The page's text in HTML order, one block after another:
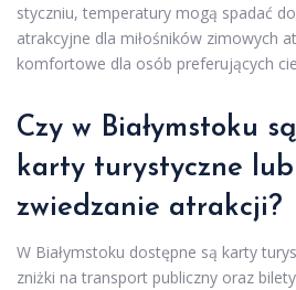
styczniu, temperatury mogą spadać
atrakcyjne dla miłośników zimowych
komfortowe dla osób preferujących
Czy w Białymstoku
karty turystyczne
zwiedzanie atrakcji?
W Białymstoku dostępne są karty
zniżki na transport publiczny oraz